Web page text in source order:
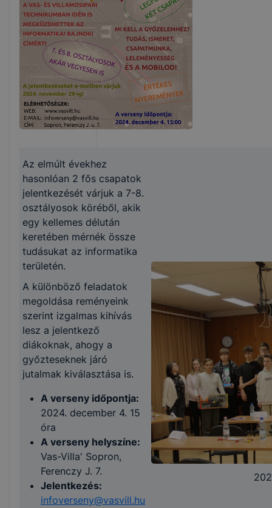
Az elmúlt évekhez
hasonlóan 2 fős csapatok
jelentkezését várjuk a 7-8.
osztályosok köréből, akik
egy kellemes délután
keretében mérnék össze
tudásukat az informatika
területén.
A különböző feladatok
megoldása reményeink
szerint izgalmas kihívás
lesz a jelentkező
diákoknak, ahogy a
győzteseknek járó
jutalmak kiválasztása is.
A verseny időpontja:
2024. december 4. 15
óra
A verseny helyszíne:
Vas-Villa' Sopron,
Ferenczy J. 7.
Jelentkezés:
infoverseny@vasvill.hu